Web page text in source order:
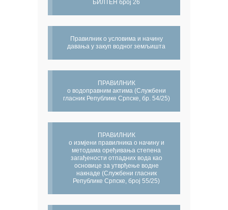
БИЛТЕН број 26
Правилник о условима и начину
давања у закуп водног земљишта
ПРАВИЛНИК
о водоправним актима (Службени
гласник Републике Српске, бр. 54/25)
ПРАВИЛНИК
о измјени правилника о начину и
методама оређивања степена
загађености отпадних вода као
основице за утврђење водне
накнаде (Службени гласник
Републике Српске, број 55/25)